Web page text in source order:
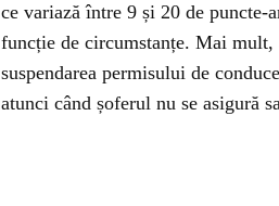
ce variază între 9 și 20 de
funcție de circumstanțe. Mai mult,
suspendarea permisului de
atunci când șoferul nu se asigură